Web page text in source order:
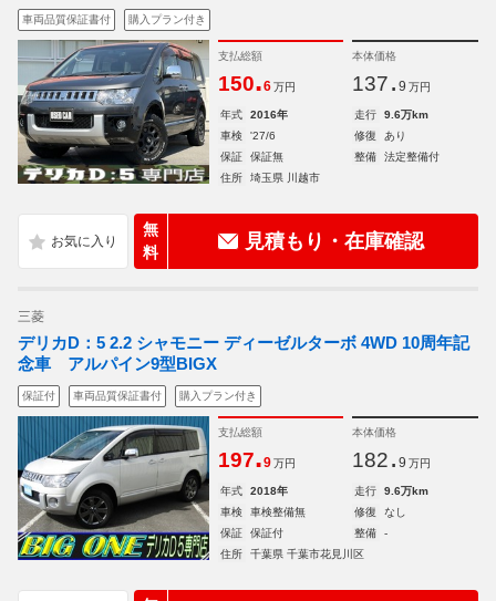
車両品質保証書付 購入プラン付き
支払総額
150.6 万円
本体価格
137. 9 万円
年式 2016年 走行
9.6万km
車検
'27/6 修復
あり
保証
保証無 整備
法定整備付
住所
埼玉県 川越市
無
料
見積もり・在庫確認
三菱
デリカD：5 2.2 シャモニー ディーゼルターボ 4WD 10周年記
念車 アルパイン9型BIGX
保証付 車両品質保証書付 購入プラン付き
支払総額
197.9 万円
本体価格
182. 9 万円
年式 2018年 走行
9.6万km
車検
車検整備無 修復
なし
保証
保証付 整備
-
住所
千葉県 千葉市花見川区